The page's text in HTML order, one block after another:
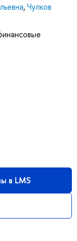
,Чулков
в LMS